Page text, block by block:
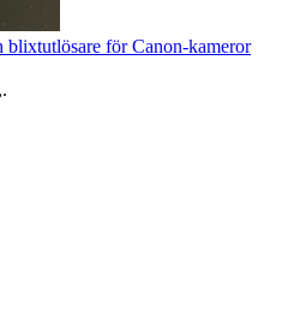
för Canon-kameror
.